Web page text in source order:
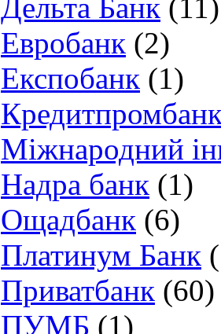
Дельта Банк (11)
Евробанк (2)
Експобанк (1)
Міжнародний
Надра банк (1)
Ощадбанк (6)
Платинум Банк
Приватбанк (60)
ПУМБ (1)